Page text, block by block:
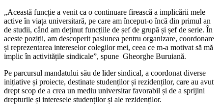
„Această funcție a venit ca o continua­re firească a implicării mele
active în viața universitară, pe care am început-o încă din primul an
de studii, când am deținut funcțiile de șef de grupă și șef de serie. În
aceste poziții, am descoperit pasiunea pentru or­ganizare, coordonare
și reprezentarea inte­reselor colegilor mei, ceea ce m-a motivat să mă
implic în activitățile sindicale”, spune Gheorghe Buruiană.
Pe parcursul mandatului său de lider sindical, a coordonat diverse
inițiative și pro­iecte, destinate studenților și rezidenților, care au avut
drept scop de a crea un mediu universitar favorabil și de a sprijini
drepturile și interesele studenților și ale rezidenților.